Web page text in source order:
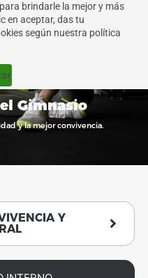
brindarle la mejor y más
en aceptar, das tu
según nuestra política
Gimnasio
y la mejor convivencia.
Y